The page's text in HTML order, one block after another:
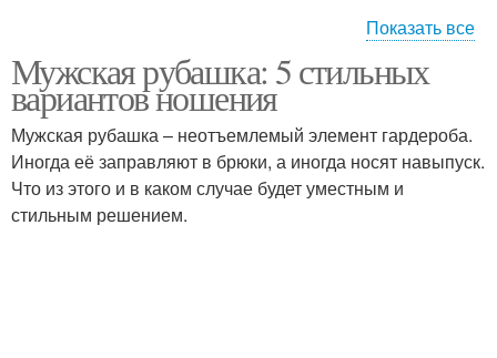
Рубашка в зависимости Рубашка в сочетании
Белая рубашка Синяя рубашка
Показать все
Мужская рубашка: 5 стильных
вариантов ношения
Мужская рубашка – неотъемлемый элемент гардероба.
Иногда её заправляют в брюки, а иногда носят навыпуск.
Что из этого и в каком случае будет уместным и
стильным решением.